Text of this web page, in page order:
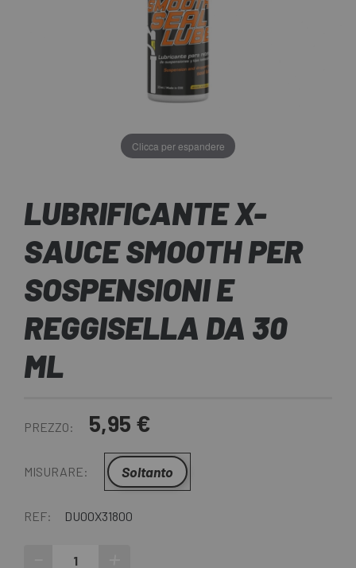
Clicca per espandere
LUBRIFICANTE X-
SAUCE SMOOTH PER
SOSPENSIONI E
REGGISELLA DA 30
ML
PREZZO: 5,95 €
MISURARE: Soltanto
REF: DU00X31800